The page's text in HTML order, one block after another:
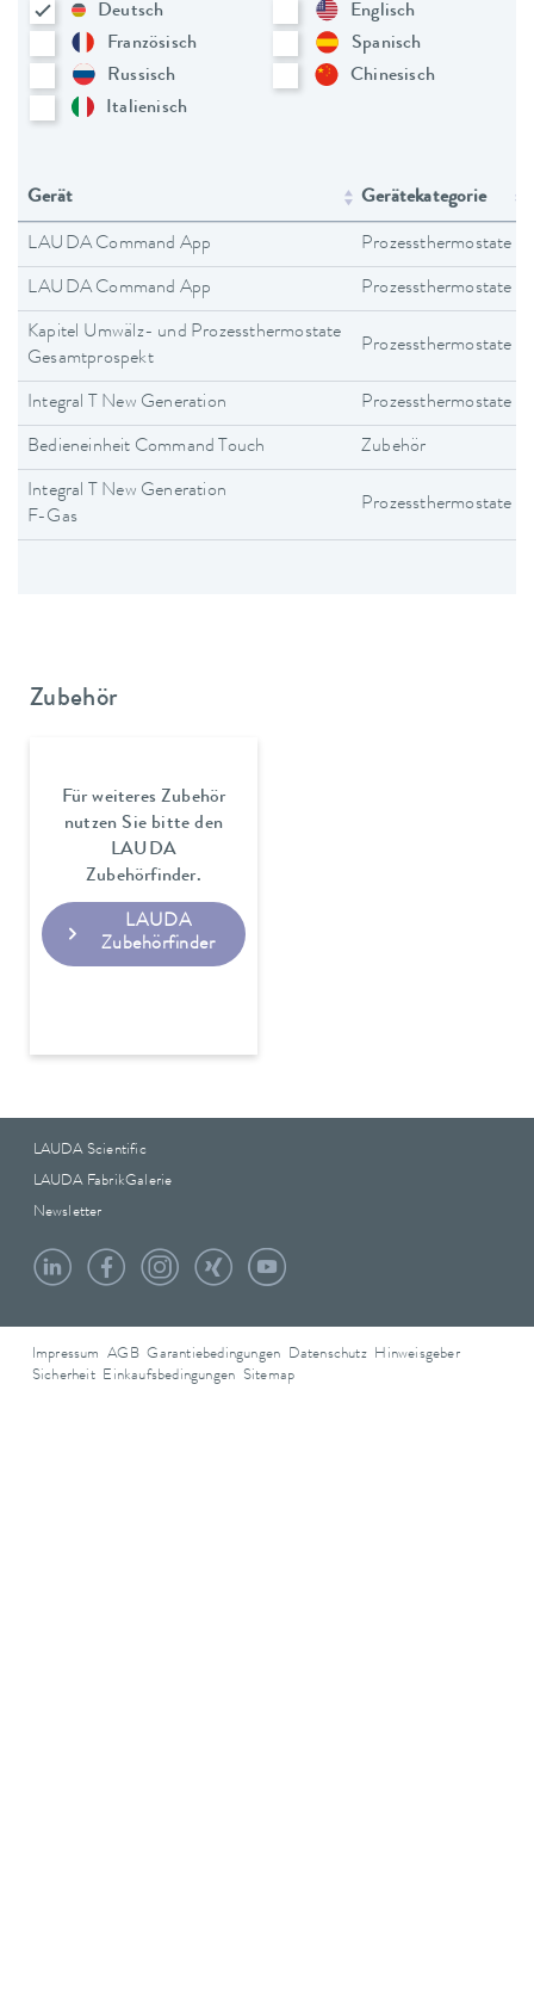
Deutsch
Englisch
Französisch
Spanisch
Russisch
Chinesisch
Italienisch
Gerät Gerätekategorie
LAUDA Command App Prozessthermostate
LAUDA Command App Prozessthermostate
Kapitel Umwälz- und Prozessthermostate
Gesamtprospekt
Prozessthermostate
Integral T New Generation Prozessthermostate
Bedieneinheit Command Touch Zubehör
Integral T New Generation
F-Gas
Prozessthermostate
Zubehör
Für weiteres Zubehör
nutzen Sie bitte den
LAUDA
Zubehörfinder.
LAUDA
Zubehörfinder
LAUDA Scientific
LAUDA FabrikGalerie
Newsletter
Impressum AGB Garantiebedingungen Datenschutz Hinweisgeber
Sicherheit Einkaufsbedingungen Sitemap